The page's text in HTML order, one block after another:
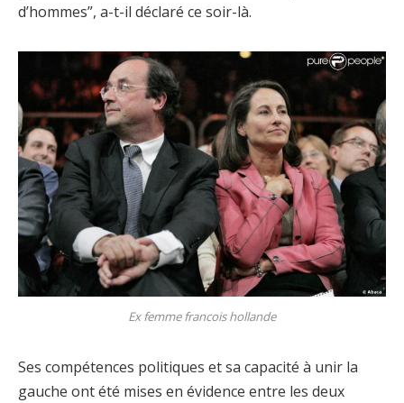
d’hommes”, a-t-il déclaré ce soir-là.
Ex femme francois hollande
Ses compétences politiques et sa capacité à unir la
gauche ont été mises en évidence entre les deux